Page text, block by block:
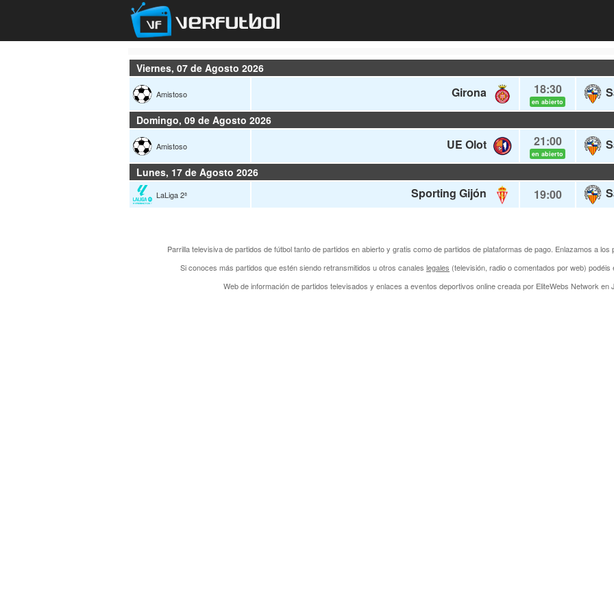
Viernes, 07 de Agosto 2026
Amistoso Girona 18:30
en abierto
Domingo, 09 de Agosto 2026
Amistoso UE Olot 21:00
en abierto
Lunes, 17 de Agosto 2026
LaLiga 2ª Sporting Gijón 19:00
Parrilla televisiva de partidos de fútbol tanto de partidos en abierto y gratis como de partidos de plataformas de pago. Enlazamos a los
Si conoces más partidos que estén siendo retransmitidos u otros canales legales (televisión, radio o comentados por web)
Web de información de partidos televisados y enlaces a eventos deportivos online creada por EliteWebs Network en